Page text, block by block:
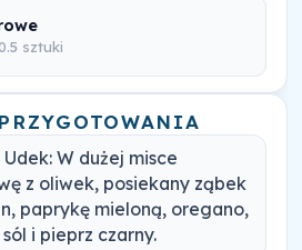
0.5 sztuki
W dużej misce
z oliwek, posiekany ząbek
paprykę mieloną, oregano,
i pieprz czarny.